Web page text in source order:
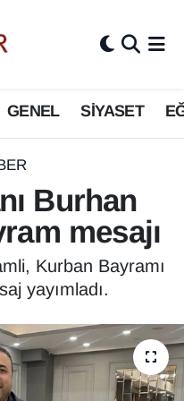
GENEL SİYASET
Burhan
mesajı
Kurban Bayramı
yayımladı.
ve Fikstür